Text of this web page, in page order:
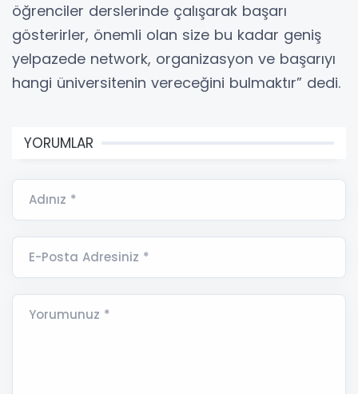
öğrenciler derslerinde çalışarak başarı
gösterirler, önemli olan size bu kadar geniş
yelpazede network, organizasyon ve başarıyı
hangi üniversitenin vereceğini bulmaktır” dedi.
YORUMLAR
Adınız *
E-Posta Adresiniz *
Yorumunuz *